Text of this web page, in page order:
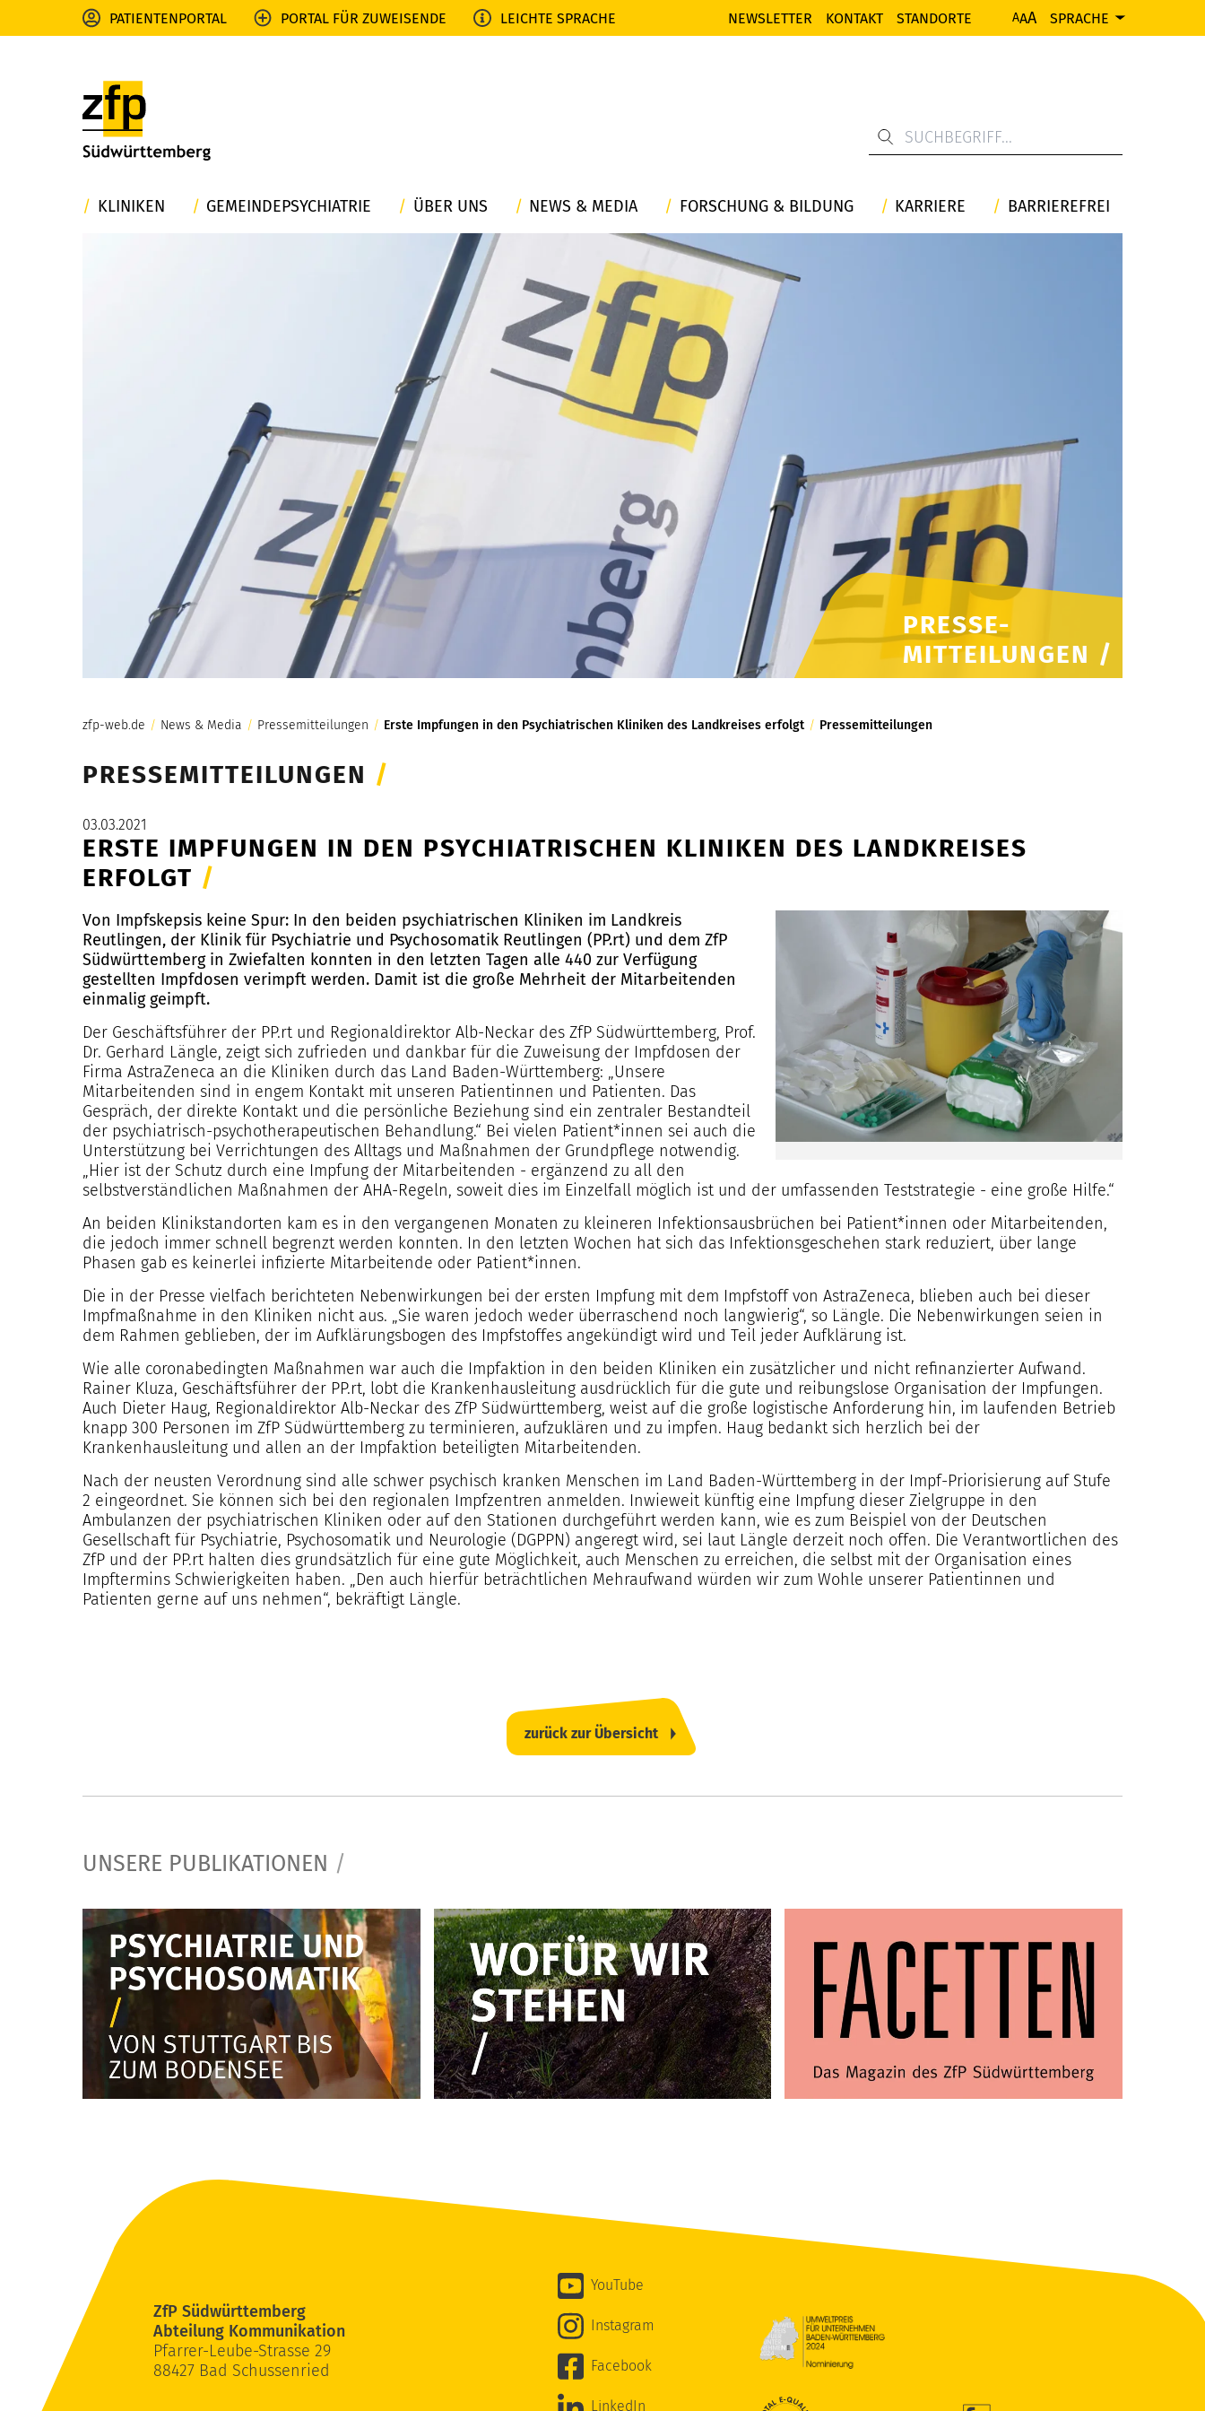
PATIENTENPORTAL PORTAL FÜR ZUWEISENDE LEICHTE SPRACHE NEWSLETTER KONTAKT STANDORTE AAA SPRACHE
KLINIKEN GEMEINDEPSYCHIATRIE ÜBER UNS NEWS & MEDIA FORSCHUNG & BILDUNG KARRIERE BARRIEREFREI
PRESSE-
MITTEILUNGEN /
zfp-web.de / News & Media / Pressemitteilungen / Erste Impfungen in den Psychiatrischen Kliniken des Landkreises erfolgt / Pressemitteilungen
PRESSEMITTEILUNGEN /
03.03.2021
ERSTE IMPFUNGEN IN DEN PSYCHIATRISCHEN KLINIKEN DES LANDKREISES
ERFOLGT /
Von Impfskepsis keine Spur: In den beiden psychiatrischen Kliniken im Landkreis
Reutlingen, der Klinik für Psychiatrie und Psychosomatik Reutlingen (PP.rt) und dem ZfP
Südwürttemberg in Zwiefalten konnten in den letzten Tagen alle 440 zur Verfügung
gestellten Impfdosen verimpft werden. Damit ist die große Mehrheit der Mitarbeitenden
einmalig geimpft.
Der Geschäftsführer der PP.rt und Regionaldirektor Alb-Neckar des ZfP Südwürttemberg, Prof.
Dr. Gerhard Längle, zeigt sich zufrieden und dankbar für die Zuweisung der Impfdosen der
Firma AstraZeneca an die Kliniken durch das Land Baden-Württemberg: „Unsere
Mitarbeitenden sind in engem Kontakt mit unseren Patientinnen und Patienten. Das
Gespräch, der direkte Kontakt und die persönliche Beziehung sind ein zentraler Bestandteil
der psychiatrisch-psychotherapeutischen Behandlung.“ Bei vielen Patient*innen sei auch die
Unterstützung bei Verrichtungen des Alltags und Maßnahmen der Grundpflege notwendig.
„Hier ist der Schutz durch eine Impfung der Mitarbeitenden - ergänzend zu all den
selbstverständlichen Maßnahmen der AHA-Regeln, soweit dies im Einzelfall möglich ist und der umfassenden Teststrategie - eine große Hilfe.“
An beiden Klinikstandorten kam es in den vergangenen Monaten zu kleineren Infektionsausbrüchen bei Patient*innen oder Mitarbeitenden,
die jedoch immer schnell begrenzt werden konnten. In den letzten Wochen hat sich das Infektionsgeschehen stark reduziert, über lange
Phasen gab es keinerlei infizierte Mitarbeitende oder Patient*innen.
Die in der Presse vielfach berichteten Nebenwirkungen bei der ersten Impfung mit dem Impfstoff von AstraZeneca, blieben auch bei dieser
Impfmaßnahme in den Kliniken nicht aus. „Sie waren jedoch weder überraschend noch langwierig“, so Längle. Die Nebenwirkungen seien in
dem Rahmen geblieben, der im Aufklärungsbogen des Impfstoffes angekündigt wird und Teil jeder Aufklärung ist.
Wie alle coronabedingten Maßnahmen war auch die Impfaktion in den beiden Kliniken ein zusätzlicher und nicht refinanzierter Aufwand.
Rainer Kluza, Geschäftsführer der PP.rt, lobt die Krankenhausleitung ausdrücklich für die gute und reibungslose Organisation der Impfungen.
Auch Dieter Haug, Regionaldirektor Alb-Neckar des ZfP Südwürttemberg, weist auf die große logistische Anforderung hin, im laufenden Betrieb
knapp 300 Personen im ZfP Südwürttemberg zu terminieren, aufzuklären und zu impfen. Haug bedankt sich herzlich bei der
Krankenhausleitung und allen an der Impfaktion beteiligten Mitarbeitenden.
Nach der neusten Verordnung sind alle schwer psychisch kranken Menschen im Land Baden-Württemberg in der Impf-Priorisierung auf Stufe
2 eingeordnet. Sie können sich bei den regionalen Impfzentren anmelden. Inwieweit künftig eine Impfung dieser Zielgruppe in den
Ambulanzen der psychiatrischen Kliniken oder auf den Stationen durchgeführt werden kann, wie es zum Beispiel von der Deutschen
Gesellschaft für Psychiatrie, Psychosomatik und Neurologie (DGPPN) angeregt wird, sei laut Längle derzeit noch offen. Die Verantwortlichen des
ZfP und der PP.rt halten dies grundsätzlich für eine gute Möglichkeit, auch Menschen zu erreichen, die selbst mit der Organisation eines
Impftermins Schwierigkeiten haben. „Den auch hierfür beträchtlichen Mehraufwand würden wir zum Wohle unserer Patientinnen und
Patienten gerne auf uns nehmen“, bekräftigt Längle.
zurück zur Übersicht
UNSERE PUBLIKATIONEN /
ZfP Südwürttemberg
Abteilung Kommunikation
Pfarrer-Leube-Strasse 29
88427 Bad Schussenried
YouTube
Instagram
Facebook
LinkedIn